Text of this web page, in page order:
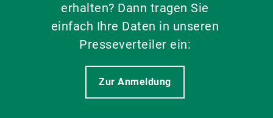
erhalten? Dann tragen Sie
einfach Ihre Daten in unseren
Presseverteiler ein:
Zur Anmeldung